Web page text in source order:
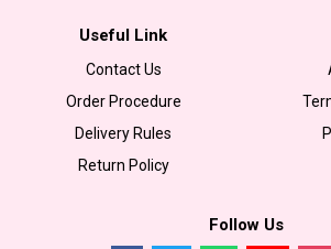
Useful Link
Contact Us
Order Procedure
Delivery Rules
Return Policy
Follow Us